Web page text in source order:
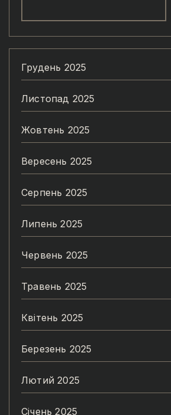
Грудень 2025
Листопад 2025
Жовтень 2025
Вересень 2025
Серпень 2025
Липень 2025
Червень 2025
Травень 2025
Квітень 2025
Березень 2025
Лютий 2025
Січень 2025